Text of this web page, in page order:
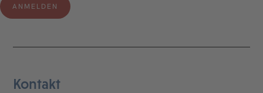
Kontakt